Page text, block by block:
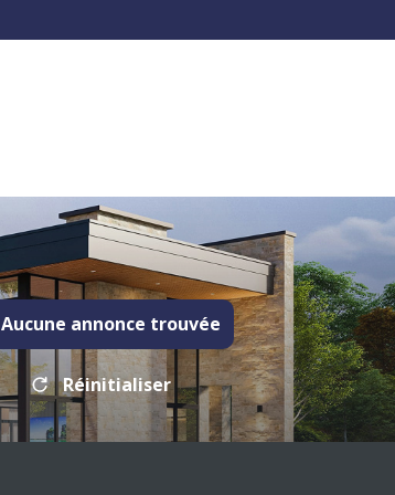
Aucune annonce trouvée
Réinitialiser